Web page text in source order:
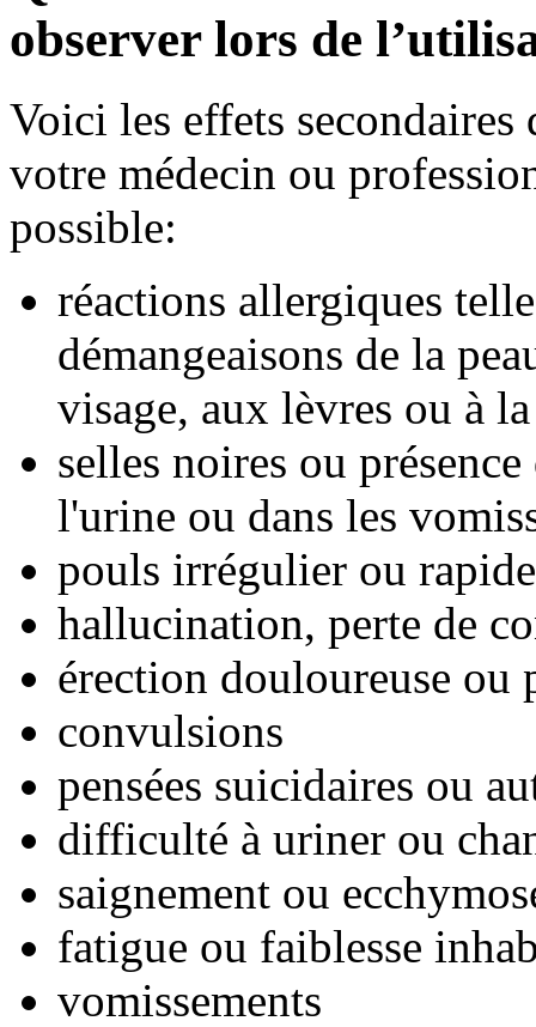
observer lors de
Voici les effets
votre médecin ou
possible:
réactions allergiques
démangeaisons de la
visage, aux lèvres ou à
selles noires ou
l'urine ou dans les
pouls irrégulier ou rapide
hallucination, perte de
érection douloureuse ou
convulsions
pensées suicidaires ou
difficulté à uriner ou
saignement ou
fatigue ou faiblesse
vomissements